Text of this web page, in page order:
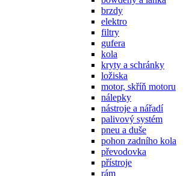
brzdy
elektro
filtry
gufera
kola
kryty a schránky
ložiska
motor, skříň motoru
nálepky
nástroje a nářadí
palivový systém
pneu a duše
pohon zadního kola
převodovka
přístroje
rám